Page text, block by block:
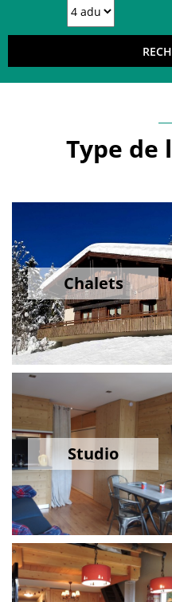
Type de
Chalets
Studio